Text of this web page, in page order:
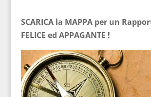
SCARICA la MAPPA per un
FELICE ed APPAGANTE !